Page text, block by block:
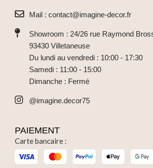
Mail : contact@imagine-decor.fr
Showroom : 24/26 rue Raymond
93430 Villetaneuse
Du lundi au vendredi : 10:00 - 17:30
Samedi : 11:00 - 15:00
Dimanche : Fermé
@imagine.decor75
PAIEMENT
Carte bancaire :